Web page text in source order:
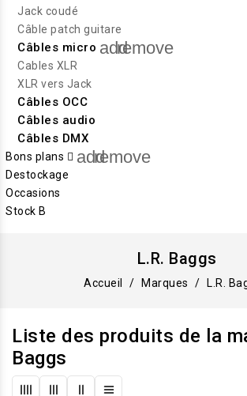
Jack coudé
Câble patch guitare
Câbles micro addremove
Cables XLR
XLR vers Jack
Câbles OCC
Câbles audio
Câbles DMX
Bons plans addremove
Destockage
Occasions
Stock B
L.R. Baggs
Accueil Marques L.R.
Liste des produits de la
Baggs